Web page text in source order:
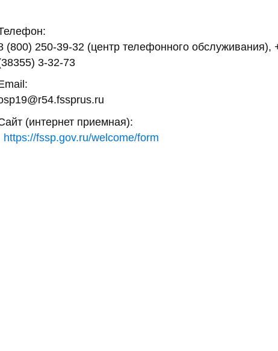
(800) 250-39-32 (центр телефонного обслуживания),
3-32-73
(интернет приемная):
https://fssp.gov.ru/welcome/form